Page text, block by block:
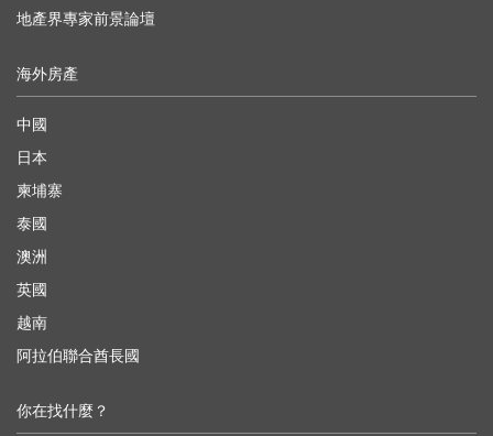
地產界專家前景論壇
海外房產
中國
日本
柬埔寨
泰國
澳洲
英國
越南
阿拉伯聯合酋長國
你在找什麼？